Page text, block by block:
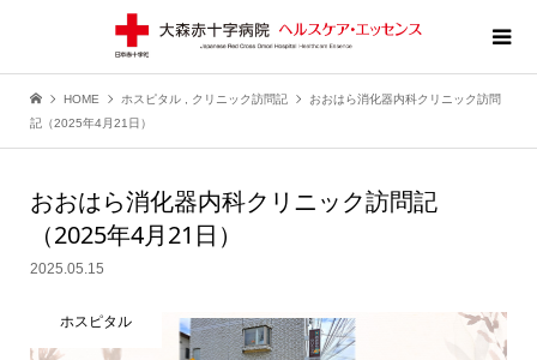
HOME ホスピタル クリニック訪問記
おおはら消化器内科クリニック訪問
記（2025年4月21日）
おおはら消化器内科クリニック訪問記
（2025年4月21日）
2025.05.15
ホスピタル